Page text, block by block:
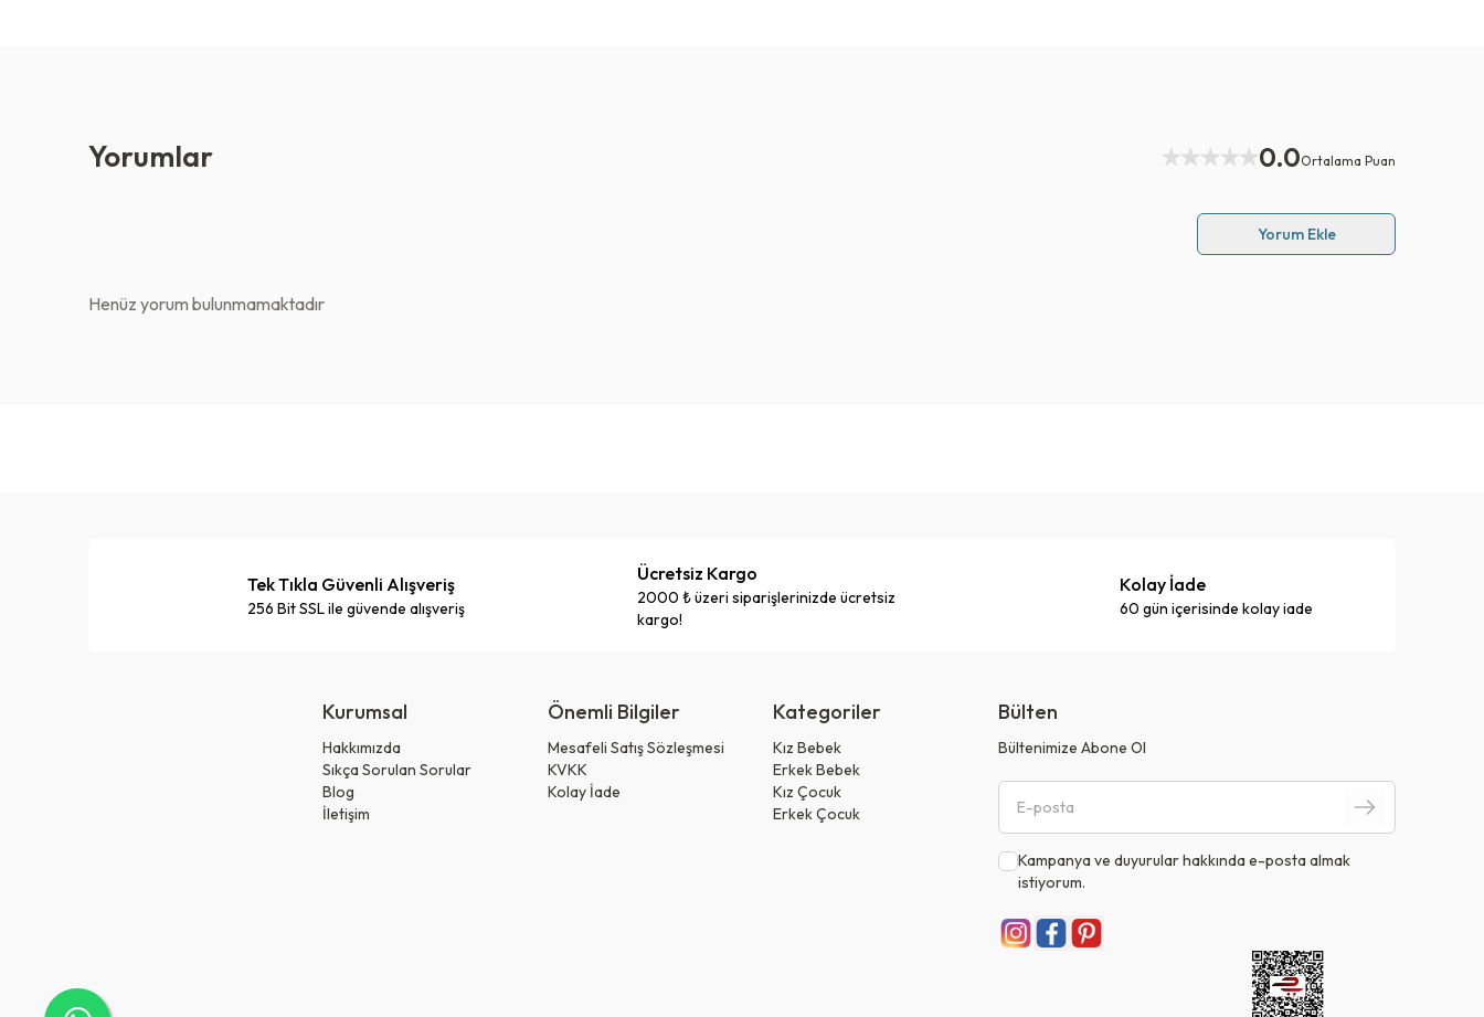
Yorumlar 0.0Ortalama Puan
Yorum Ekle
Henüz yorum bulunmamaktadır
Tek Tıkla Güvenli Alışveriş
256 Bit SSL ile güvende alışveriş
Ücretsiz Kargo
2000 ₺ üzeri siparişlerinizde ücretsiz
kargo!
Kolay İade
60 gün içerisinde kolay iade
Kurumsal
Hakkımızda
Sıkça Sorulan Sorular
Blog
İletişim
Önemli Bilgiler
Mesafeli Satış Sözleşmesi
KVKK
Kolay İade
Kategoriler
Kız Bebek
Erkek Bebek
Kız Çocuk
Erkek Çocuk
Bülten
Bültenimize Abone Ol
Kampanya ve duyurular hakkında e-posta almak
istiyorum.